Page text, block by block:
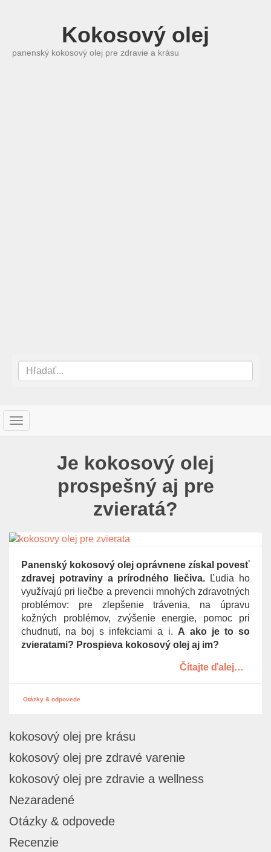
Kokosový olej
panenský kokosový olej pre zdravie a krásu
T
i
Je kokosový olej
prospešný aj pre
zvieratá?
Panenský kokosový olej oprávnene získal povesť
zdravej potraviny a prírodného liečiva. Ľudia ho
využívajú pri liečbe a prevencii mnohých zdravotných
problémov: pre zlepšenie trávenia, na úpravu
kožných problémov, zvýšenie energie, pomoc pri
chudnutí, na boj s infekciami a i. A ako je to so
zvieratami? Prospieva kokosový olej aj im?
Čítajte ďalej…
Otázky & odpovede
kokosový olej pre krásu
kokosový olej pre zdravé varenie
kokosový olej pre zdravie a wellness
Nezaradené
Otázky & odpovede
Recenzie